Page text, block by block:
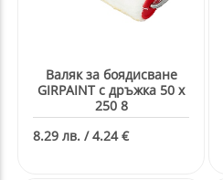
Валяк за боядисване
GIRPAINT с дръжка 50 x
250 8
8.29 лв. / 4.24 €